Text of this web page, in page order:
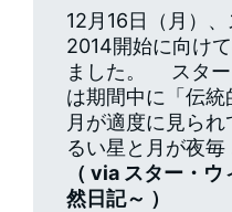
12月16日（月）
2014開始に向け
ました。 スター
は期間中に「伝統
月が適度に見ら
るい星と月が夜
（ via スター・
然日記～ ）